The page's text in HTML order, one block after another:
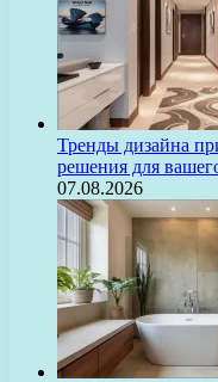
Тренды дизайна
решения для
07.08.2026